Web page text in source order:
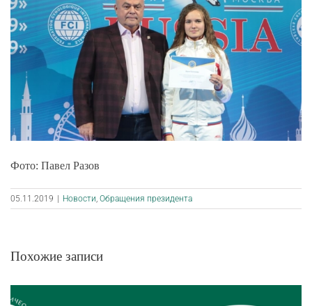
Фото: Павел Разов
05.11.2019 Новости, Обращения президента
Похожие записи